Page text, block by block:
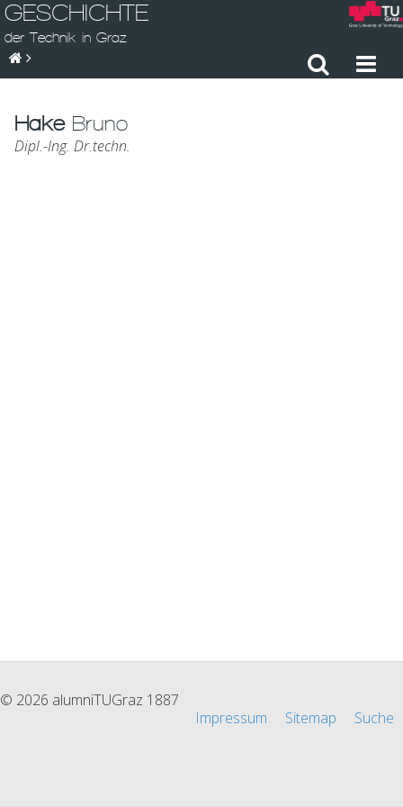
GESCHICHTE
der Technik in Graz
HakeBruno
Dipl.-Ing. Dr.techn.
© 2026 alumniTUGraz 1887
Impressum
Sitemap Suche